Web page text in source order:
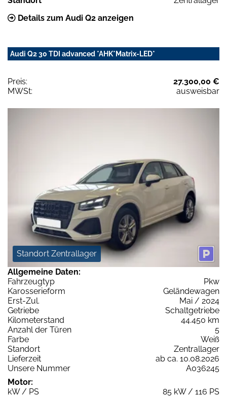
Details zum Audi Q2 anzeigen
Audi Q2 30 TDI advanced *AHK*Matrix-LED*
Preis:
27.300,00 €
MWSt:
ausweisbar
Standort Zentrallager
Allgemeine Daten:
Fahrzeugtyp
Pkw
Karosserieform
Geländewagen
Erst-Zul.
Mai / 2024
Getriebe
Schaltgetriebe
Kilometerstand
44.450 km
Anzahl der Türen
5
Farbe
Weiß
Standort
Zentrallager
Lieferzeit
ab ca. 10.08.2026
Unsere Nummer
A036245
Motor:
kW / PS
85 kW / 116 PS